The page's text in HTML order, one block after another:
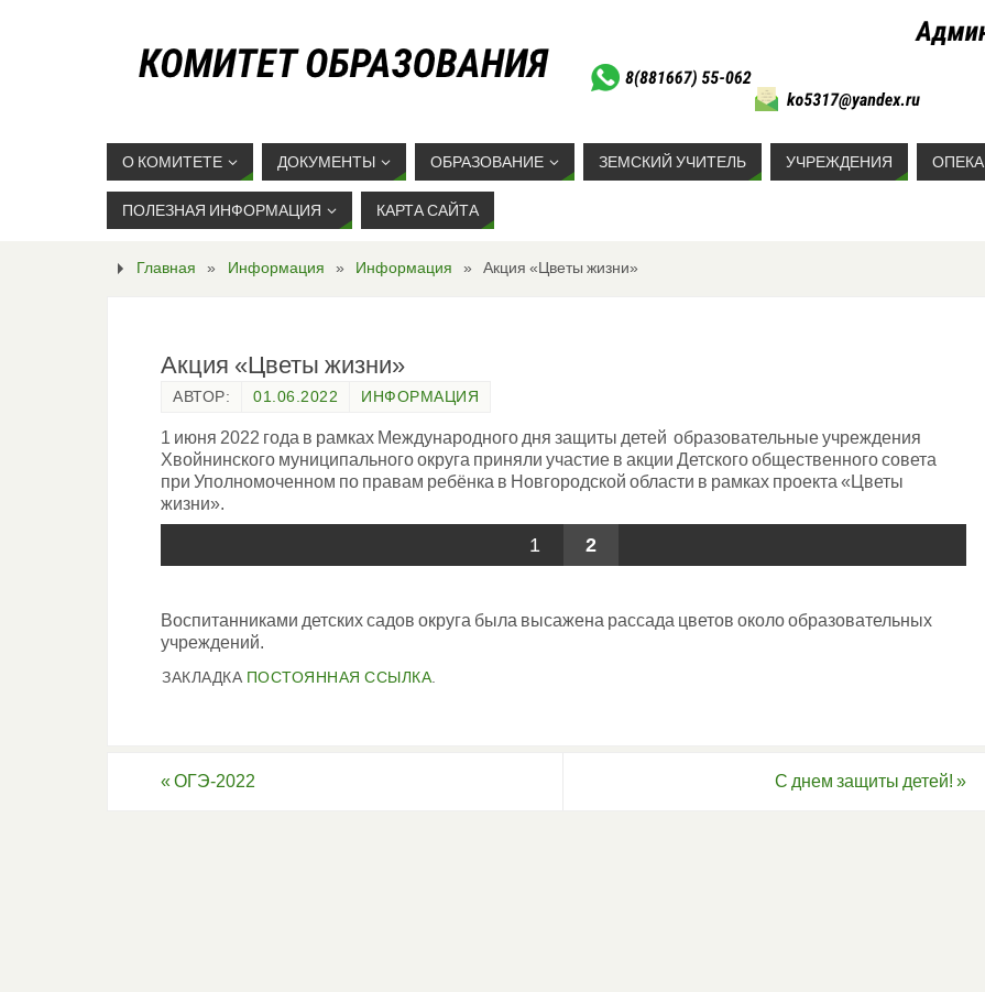
О КОМИТЕТЕ ДОКУМЕНТЫ ОБРАЗОВАНИЕ ЗЕМСКИЙ УЧИТЕЛЬ УЧРЕЖДЕНИЯ ОПЕКА
ПОЛЕЗНАЯ ИНФОРМАЦИЯ КАРТА САЙТА
Главная » Информация » Информация » Акция «Цветы жизни»
Акция «Цветы жизни»
АВТОР: 01.06.2022 ИНФОРМАЦИЯ
1 июня 2022 года в рамках Международного дня защиты детей образовательные учреждения
Хвойнинского муниципального округа приняли участие в акции Детского общественного совета
при Уполномоченном по правам ребёнка в Новгородской области в рамках проекта «Цветы
жизни».
1 2
Воспитанниками детских садов округа была высажена рассада цветов около образовательных
учреждений.
ЗАКЛАДКА ПОСТОЯННАЯ ССЫЛКА
« ОГЭ-2022 С днем защиты детей! »